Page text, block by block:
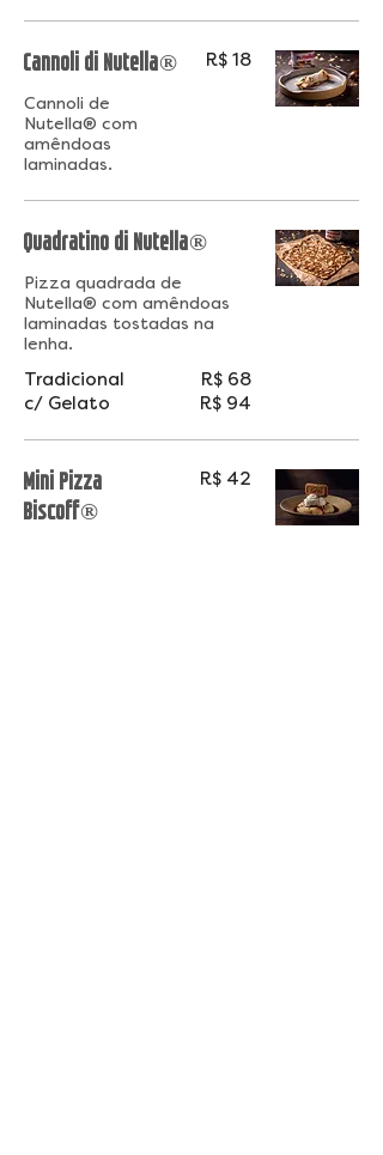
Cannoli di Nutella®
Cannoli de
Nutella® com
amêndoas
laminadas.
R$ 18
Quadratino di Nutella®
Pizza quadrada de
Nutella® com amêndoas
laminadas tostadas na
lenha.
Tradicional
R$ 68
c/ Gelato
R$ 94
Mini Pizza
Biscoff®
R$ 42